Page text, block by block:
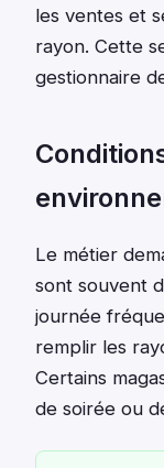
les ventes et
rayon. Cette
gestionnaire
Le métier
sont souvent
journée
remplir les
Certains
de soirée ou